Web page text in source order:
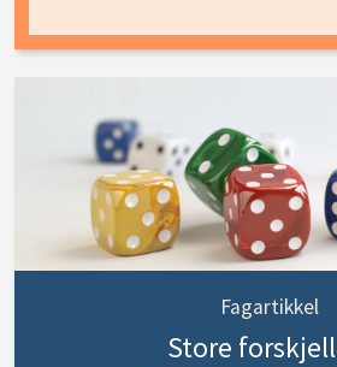
Fagartikkel
Store